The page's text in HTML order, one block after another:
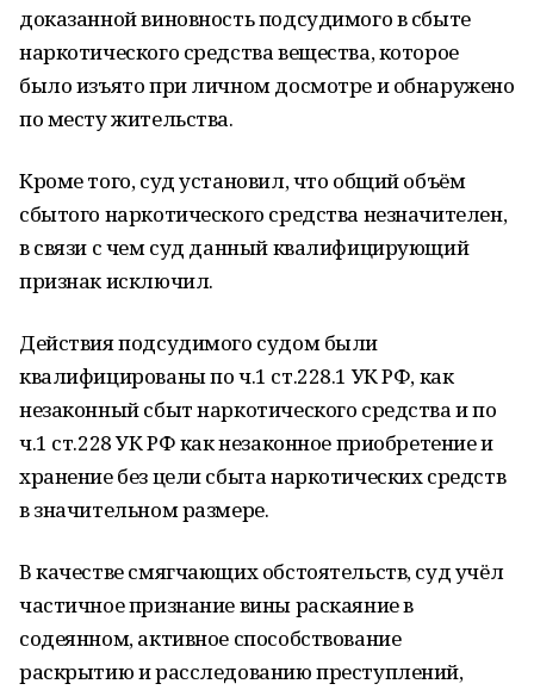
доказанной виновность подсудимого в сбыте
наркотического средства вещества, которое
было изъято при личном досмотре и обнаружено
по месту жительства.
Кроме того, суд установил, что общий объём
сбытого наркотического средства незначителен,
в связи с чем суд данный квалифицирующий
признак исключил.
Действия подсудимого судом были
квалифицированы по ч.1 ст.228.1 УК РФ, как
незаконный сбыт наркотического средства и по
ч.1 ст.228 УК РФ как незаконное приобретение и
хранение без цели сбыта наркотических средств
в значительном размере.
В качестве смягчающих обстоятельств, суд учёл
частичное признание вины раскаяние в
содеянном, активное способствование
раскрытию и расследованию преступлений,